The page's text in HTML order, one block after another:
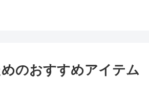
のおすすめアイテ